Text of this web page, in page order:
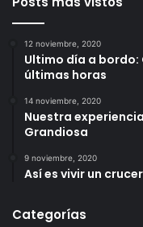
12 noviembre, 2020
Ultimo día a
últimas horas
14 noviembre, 2020
Nuestra
Grandiosa
9 noviembre, 2020
Así es vivir un
Categorías